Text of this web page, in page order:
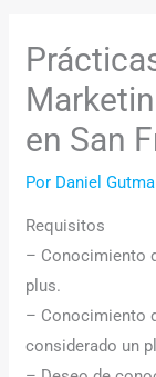
en San
Por Daniel
Requisitos
– Conocimiento
plus.
– Conocimiento
considerado un